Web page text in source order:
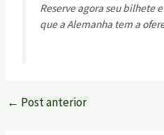
Reserve agora seu bilhete
que a Alemanha tem a
← Post anterior